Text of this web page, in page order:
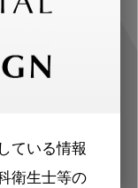
ている情報
衛生士等の
わせた内
します。